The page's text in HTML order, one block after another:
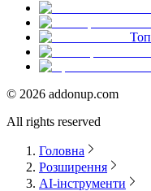
Топ
© 2026 addonup.com
All rights reserved
Головна
Розширення
AI-інструменти